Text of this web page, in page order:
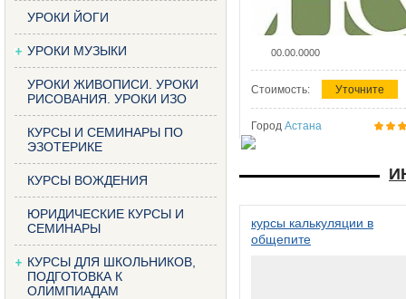
УРОКИ ЙОГИ
УРОКИ МУЗЫКИ
УРОКИ ЖИВОПИСИ. УРОКИ
РИСОВАНИЯ. УРОКИ ИЗО
КУРСЫ И СЕМИНАРЫ ПО
ЭЗОТЕРИКЕ
КУРСЫ ВОЖДЕНИЯ
ЮРИДИЧЕСКИЕ КУРСЫ И
СЕМИНАРЫ
КУРСЫ ДЛЯ ШКОЛЬНИКОВ,
ПОДГОТОВКА К
ОЛИМПИАДАМ
00.00.0000
Стоимость: Уточните
Город Астана
курсы калькуляции в
общепите